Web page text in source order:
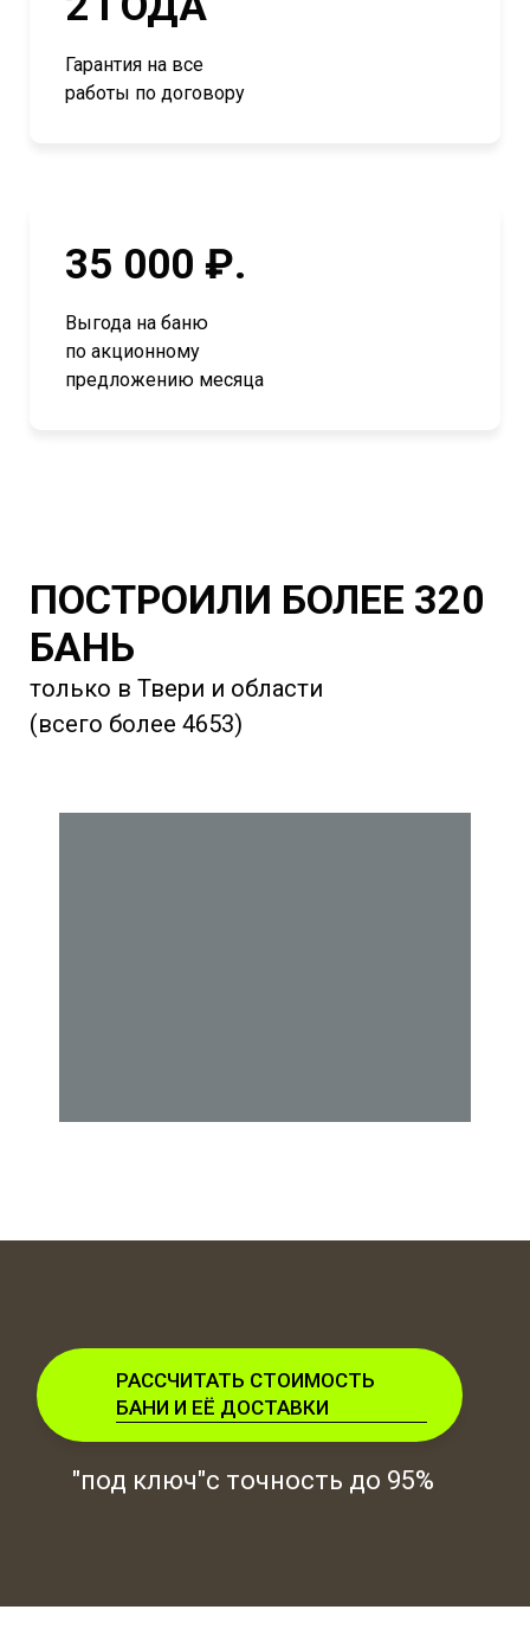
Гарантия на все
работы по договору
35 000 ₽.
Выгода на баню
по акционному
предложению месяца
ПОСТРОИЛИ БОЛЕЕ 320
БАНЬ
только в Твери и области
(всего более 4653)
РАССЧИТАТЬ СТОИМОСТЬ
БАНИ И ЕЁ ДОСТАВКИ
"под ключ"с точность до 95%